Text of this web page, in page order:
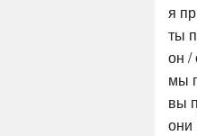
я
ты
он /
мы
вы
они